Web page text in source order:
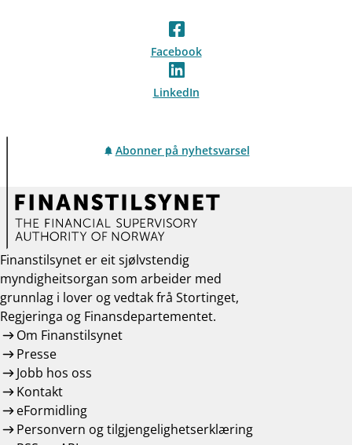
Facebook
LinkedIn
Abonner på nyhetsvarsel
Finanstilsynet er eit sjølvstendig
myndigheitsorgan som arbeider med
grunnlag i lover og vedtak frå Stortinget,
Regjeringa og Finansdepartementet.
Om Finanstilsynet
Presse
Jobb hos oss
Kontakt
eFormidling
Personvern og tilgjengelighetserklæring